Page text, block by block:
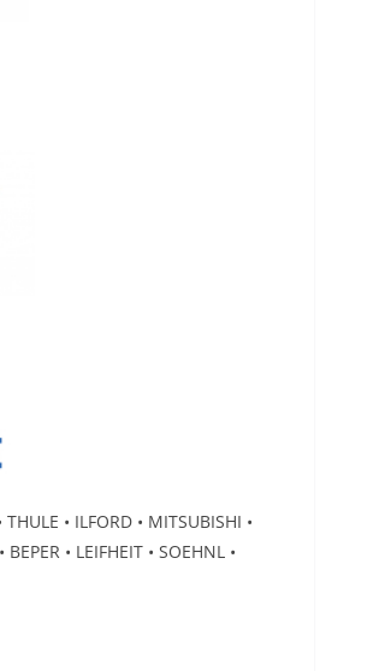
• ILFORD • MITSUBISHI •
• LEIFHEIT • SOEHNL •